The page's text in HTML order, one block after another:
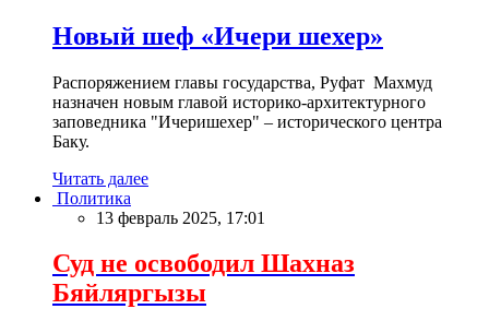
Новый шеф «Ичери шехер»
Распоряжением главы государства, Руфат Махмуд
назначен новым главой историко-архитектурного
заповедника "Ичеришехер" – исторического центра
Баку.
Читать далее
Политика
13 февраль 2025, 17:01
Суд не освободил Шахназ
Бяйляргызы